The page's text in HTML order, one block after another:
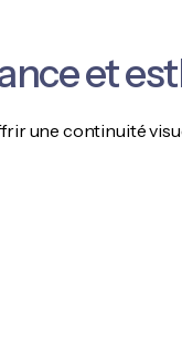
et
une continuité